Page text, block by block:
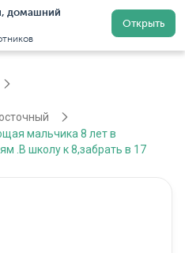
домашний
Открыть
Регистрация
мальчика 8 лет в
.В школу к 8,забрать в 17